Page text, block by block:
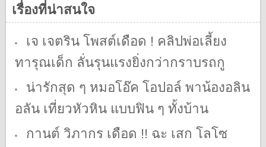
เรื่องที่น่าสนใจ
เจ เจตริน โพสต์เดือด ! คลิปพ่อเลี้ยง
ทารุณเด็ก ลั่นรุนแรงยิ่งกว่ากราบรถกู
น่ารักสุด ๆ หมอโอ๊ค โอปอล์ พาน้องอลิน
อลัน เที่ยวหัวหิน แบบฟิน ๆ ทั้งบ้าน
กานต์ วิภากร เดือด !! ฉะ เสก โลโซ